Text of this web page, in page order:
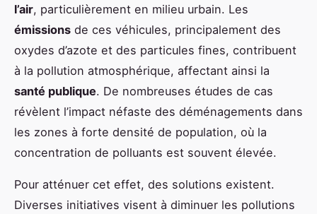
l’air, particulièrement en milieu urbain. Les
émissions de ces véhicules, principalement des
oxydes d’azote et des particules fines, contribuent
à la pollution atmosphérique, affectant ainsi la
santé publique. De nombreuses études de cas
révèlent l’impact néfaste des déménagements dans
les zones à forte densité de population, où la
concentration de polluants est souvent élevée.
Pour atténuer cet effet, des solutions existent.
Diverses initiatives visent à diminuer les pollutions